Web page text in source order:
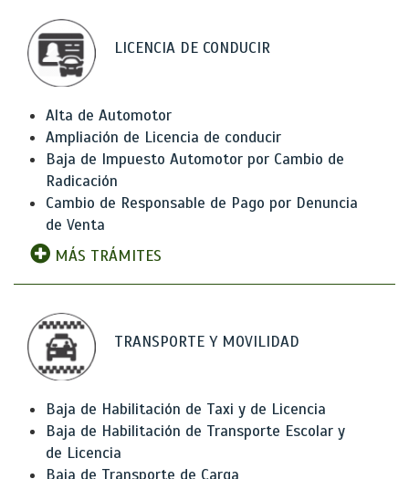
LICENCIA DE CONDUCIR
Alta de Automotor
Ampliación de Licencia de conducir
Baja de Impuesto Automotor por Cambio de
Radicación
Cambio de Responsable de Pago por Denuncia
de Venta
MÁS TRÁMITES
TRANSPORTE Y MOVILIDAD
Baja de Habilitación de Taxi y de Licencia
Baja de Habilitación de Transporte Escolar y
de Licencia
Baja de Transporte de Carga